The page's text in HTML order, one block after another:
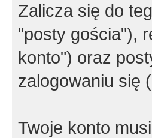
Zalicza się do
"posty gościa"),
konto") oraz
zalogowaniu się
Twoje konto